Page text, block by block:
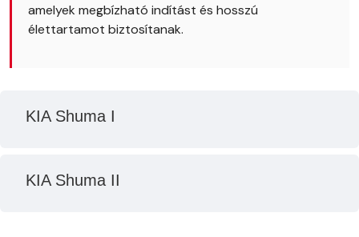
amelyek megbízható indítást és hosszú
élettartamot biztosítanak.
KIA Shuma I
KIA Shuma II